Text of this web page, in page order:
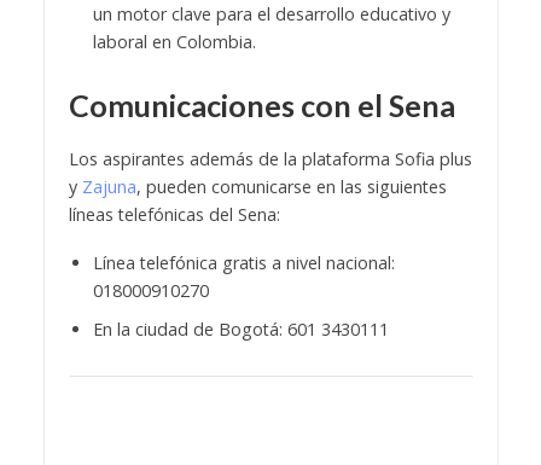
un motor clave para el desarrollo educativo y
laboral en Colombia.
Comunicaciones con el Sena
Los aspirantes además de la plataforma Sofia plus
y Zajuna, pueden comunicarse en las siguientes
líneas telefónicas del Sena:
Línea telefónica gratis a nivel nacional:
018000910270
En la ciudad de Bogotá: 601 3430111